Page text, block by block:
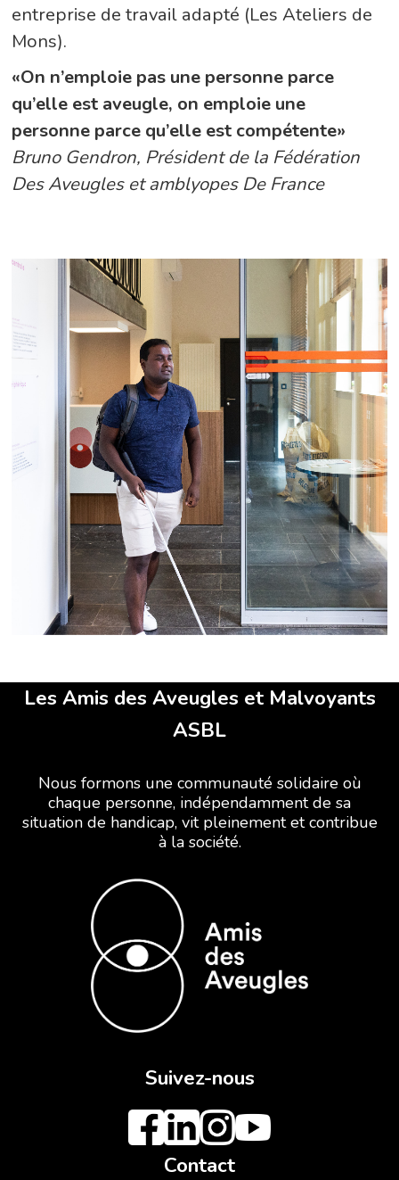
entreprise de travail adapté (Les Ateliers de
Mons).
«On n’emploie pas une personne parce
qu’elle est aveugle, on emploie une
personne parce qu’elle est compétente»
Bruno Gendron, Président de la Fédération
Des Aveugles et amblyopes De France
Les Amis des Aveugles et Malvoyants
ASBL
Nous formons une communauté solidaire où
chaque personne, indépendamment de sa
situation de handicap, vit pleinement et contribue
à la société.
Suivez-nous
Contact